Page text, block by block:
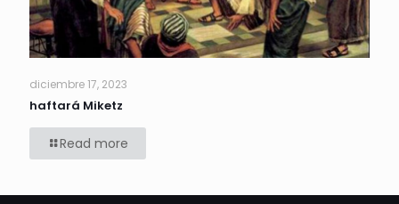
diciembre 17, 2023
haftará Miketz
Read more